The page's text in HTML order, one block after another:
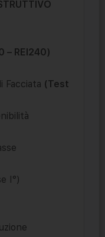
– REI240)
Facciata (Test
I°)